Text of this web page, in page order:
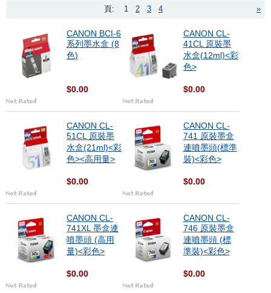
»
頁: 1 2 3 4
CANON BCI-6
系列墨水盒 (8
色)
$0.00
CANON CL-
41CL 原裝墨
水盒(12ml)<彩
色>
$0.00
CANON CL-
51CL 原裝墨
水盒(21ml)<彩
色><高用量>
$0.00
CANON CL-
741 原裝墨盒
連噴墨頭(標準
裝)<彩色>
$0.00
CANON CL-
741XL 墨盒連
噴墨頭 (高用
量)<彩色>
$0.00
CANON CL-
746 原裝墨盒
連噴墨頭 (標
準裝)<彩色>
$0.00